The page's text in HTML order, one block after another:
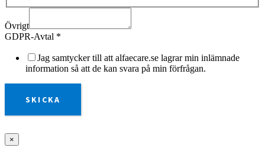
Övrigt
GDPR-Avtal *
Jag samtycker till att alfaecare.se lagrar min inlämnade
information så att de kan svara på min förfrågan.
SKICKA
×